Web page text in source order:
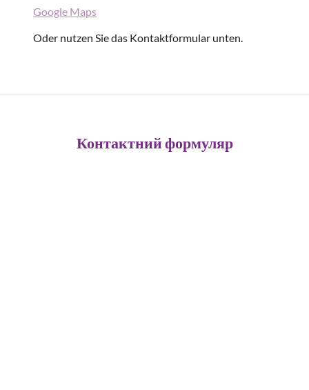
Google Maps
Oder nutzen Sie das Kontaktformular unten.
Контактний формуляр